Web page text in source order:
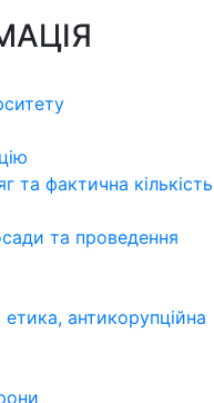
та фактична кількість
та проведення
антикорупційна